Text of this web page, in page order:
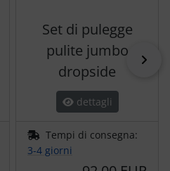
Set di pulegge
pulite jumbo
dropside
dettagli
Tempi di consegna:
3-4 giorni